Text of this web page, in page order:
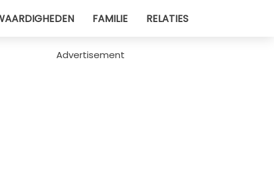
FAMILIE RELATIES
Advertisement